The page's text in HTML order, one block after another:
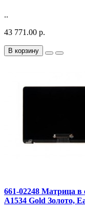
..
43 771.00 р.
В корзину
661-02248 Матрица в
A1534 Gold Золото,